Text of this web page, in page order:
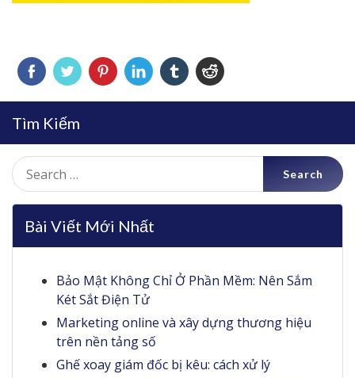
Tìm Kiếm
Search
for:
Bài Viết Mới Nhất
Bảo Mật Không Chỉ Ở Phần Mềm: Nên Sắm
Két Sắt Điện Tử
Marketing online và xây dựng thương hiệu
trên nền tảng số
Ghế xoay giám đốc bị kêu: cách xử lý